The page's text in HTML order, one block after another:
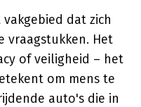
dat zich
vraagstukken. Het
of veiligheid – het
om mens te
auto's die in